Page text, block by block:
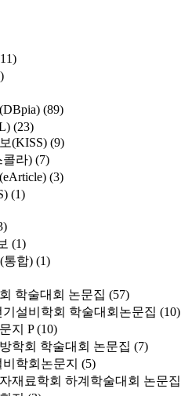
(89)
(23)
(KISS) (9)
콜라) (7)
(3)
(1)
(1)
통합) (1)
학술대회 논문집 (57)
기설비학회 학술대회논문집 (10)
지 P (10)
학회 학술대회 논문집 (7)
학회논문지 (5)
재료학회 하계학술대회 논문집